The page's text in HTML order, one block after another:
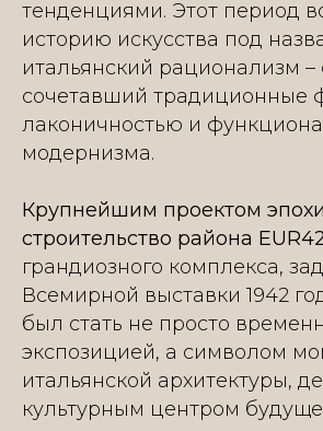
тенденциями. Этот период
историю искусства под
итальянский рационализм –
сочетавший традиционные
лаконичностью и
модернизма.
Крупнейшим проектом
строительство района
грандиозного комплекса,
Всемирной выставки 1942
был стать не просто
экспозицией, а символом
итальянской архитектуры,
культурным центром